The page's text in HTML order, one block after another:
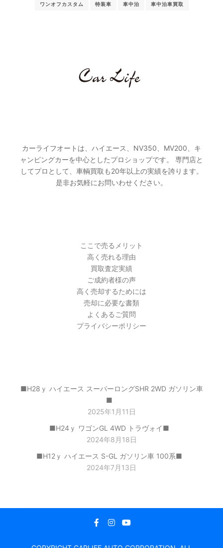
ワンオフカスタム 特装車 車中泊 車中泊車買取
カーライフオートは、ハイエース、NV350、MV200、キ
ャンピングカーを中心としたプロショップです。 専門店と
してプロとして、車輌買取も20年以上の実績を誇ります。
是非お気軽にお問いわせください。
ここで売るメリット
高く売れる理由
買取査定実績
ご成約者様の声
高く売却するためには
売却に必要な書類
よくあるご質問
プライバシーポリシー
■H28ｙ ハイエース スーパーロングSHR 2WD ガソリン車
■
2025年1月11日
■H24ｙ ワゴンGL 4WD トラヴォイ■
2024年8月18日
■H12ｙ ハイエース S-GL ガソリン車 100系■
2024年7月13日